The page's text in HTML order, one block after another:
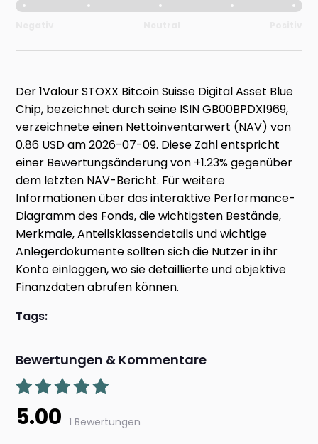
Der 1Valour STOXX Bitcoin Suisse Digital Asset Blue
Chip, bezeichnet durch seine ISIN GB00BPDX1969,
verzeichnete einen Nettoinventarwert (NAV) von
0.86 USD am 2026-07-09. Diese Zahl entspricht
einer Bewertungsänderung von +1.23% gegenüber
dem letzten NAV-Bericht. Für weitere
Informationen über das interaktive Performance-
Diagramm des Fonds, die wichtigsten Bestände,
Merkmale, Anteilsklassendetails und wichtige
Anlegerdokumente sollten sich die Nutzer in ihr
Konto einloggen, wo sie detaillierte und objektive
Finanzdaten abrufen können.
Tags:
Bewertungen & Kommentare
5.00 1 Bewertungen